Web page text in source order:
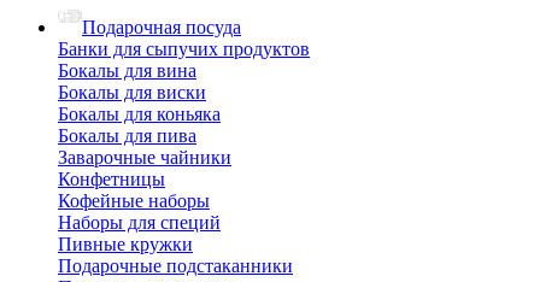
Подарочная посуда
Банки для сыпучих продуктов
Бокалы для вина
Бокалы для виски
Бокалы для коньяка
Бокалы для пива
Заварочные чайники
Конфетницы
Кофейные наборы
Наборы для специй
Пивные кружки
Подарочные подстаканники